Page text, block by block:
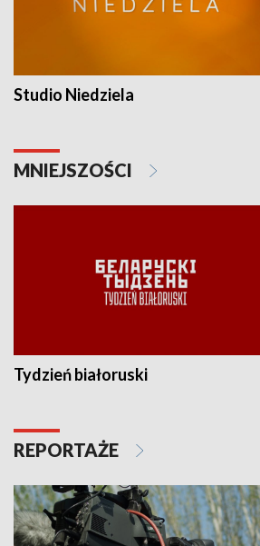
Studio Niedziela
MNIEJSZOŚCI
Tydzień białoruski
REPORTAŻE